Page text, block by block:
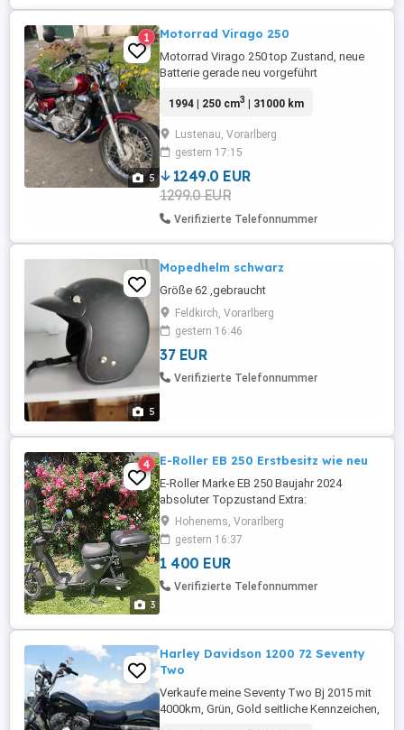
5
1 Motorrad Virago 250
Motorrad Virago 250 top Zustand, neue
Batterie gerade neu vorgeführt
1994 | 250 cm3 | 31000 km
Lustenau, Vorarlberg
gestern 17:15
1249.0 EUR
1299.0 EUR
Verifizierte Telefonnummer
5
Mopedhelm schwarz
Größe 62 ,gebraucht
Feldkirch, Vorarlberg
gestern 16:46
37 EUR
Verifizierte Telefonnummer
3
4 E-Roller EB 250 Erstbesitz wie neu
E-Roller Marke EB 250 Baujahr 2024
absoluter Topzustand Extra:
abschliessbares Topcase Nur ca. 50 km
gefahren, umständehalber wegen
schwerer Krankheit günstig abzugeben.
Roller kann in Koblach nach
Terminvereinbarung besichtigt und
Hohenems, Vorarlberg
gestern 16:37
1 400 EUR
Verifizierte Telefonnummer
Harley Davidson 1200 72 Seventy
Two
Verkaufe meine Seventy Two Bj 2015 mit
4000km, Grün, Gold seitliche Kennzeichen,